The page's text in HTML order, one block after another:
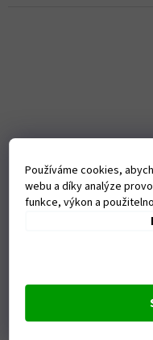
Používáme cookies,
webu a díky analýze
funkce, výkon a